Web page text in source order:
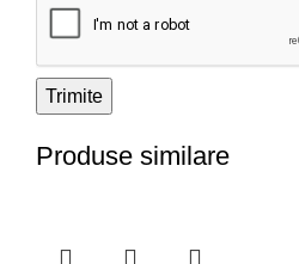
Produse similare